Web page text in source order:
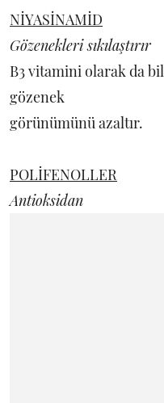
NİYASİNAMİD
Gözenekleri sıkılaştırır
B3 vitamini olarak da
gözenek
görünümünü azaltır.
POLİFENOLLER
Antioksidan